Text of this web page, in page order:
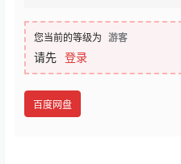
您当前的等级为 游客
请先 登录
百度网盘